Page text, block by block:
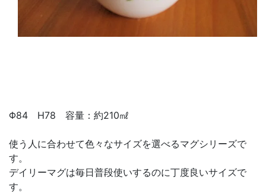
Φ84 H78 容量：約210㎖
使う人に合わせて色々なサイズを選べるマグシリーズで
す。
デイリーマグは毎日普段使いするのに丁度良いサイズで
す。